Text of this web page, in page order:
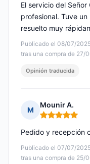
Publicado el 08/07/
tras una compra de 27/
El servicio del
profesional. Tuve
resuelto muy
Opinión traducida
M
Mounir A.
Nota: 5 de 5
Publicado el 07/07/
tras una compra de 25/
Pedido y recepción